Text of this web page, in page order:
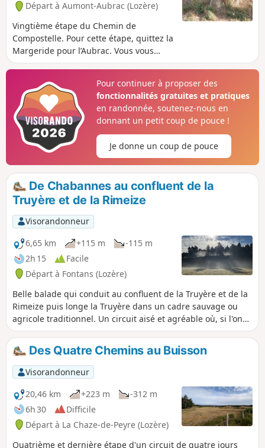
Départ à Aumont-Aubrac (Lozère)
Vingtième étape du Chemin de
Compostelle. Pour cette étape, quittez la
Margeride pour l’Aubrac. Vous vous
apercevez que vous êtes en Aubrac
carrément splendide! Les couleurs, les
paysages, les vaches, le silence, le ciel,
les pierres. Vous vous sentirez tout petit
face à l’immensité de la nature.
Pour continuer à proposer des
fonctionnalités gratuites et pratiques
en randonnée, soutenez-nous en
donnant un petit coup de pouce !
Je donne un coup de pouce
De Chabannes au confluent de la
Truyère et de la Rimeize
Visorandonneur
6,65 km
+115 m
-115 m
2h 15
Facile
Départ à Fontans (Lozère)
Belle balade qui conduit au confluent de la Truyère et de la
Rimeize puis longe la Truyère dans un cadre sauvage ou
agricole traditionnel. Un circuit aisé et agréable où, si l'on
est discret, on a des chances de voir des animaux.
Des Quatre Chemins au Buisson
Visorandonneur
20,46 km
+223 m
-312 m
6h 30
Difficile
Départ à La Chaze-de-Peyre (Lozère)
Quatrième et dernière étape d'un circuit de quatre jours